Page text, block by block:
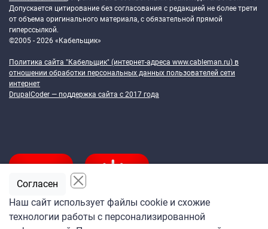
Допускается цитирование без согласования с редакцией не более трети
от объема оригинального материала, с обязательной прямой
гиперссылкой.
©2005 - 2026 «Кабельщик»
Политика сайта "Кабельщик" (интернет-адреса www.cableman.ru) в
отношении обработки персональных данных пользователей сети
интернет
DrupalCoder — поддержка сайта c 2017 года
Наш сайт использует файлы cookie и схожие
технологии работы с персонализированной
Согласен